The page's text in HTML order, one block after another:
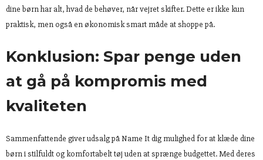
dine børn har alt, hvad de behøver, når vejret skifter. Dette er ikke kun
praktisk, men også en økonomisk smart måde at shoppe på.
Konklusion: Spar penge uden
at gå på kompromis med
kvaliteten
Sammenfattende giver udsalg på Name It dig mulighed for at klæde dine
børn i stilfuldt og komfortabelt tøj uden at sprænge budgettet. Med deres